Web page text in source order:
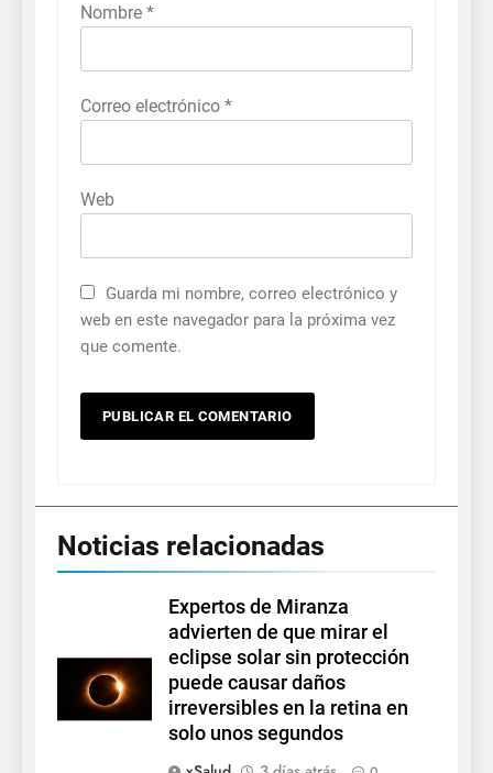
Nombre *
Correo electrónico *
Web
Guarda mi nombre, correo electrónico y
web en este navegador para la próxima vez
que comente.
Noticias relacionadas
Expertos de Miranza
advierten de que mirar el
eclipse solar sin protección
puede causar daños
irreversibles en la retina en
solo unos segundos